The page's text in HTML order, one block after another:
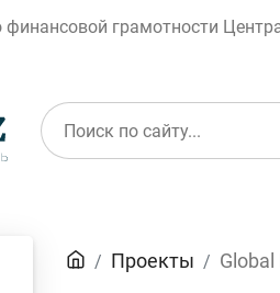
финансовой грамотности
Проекты